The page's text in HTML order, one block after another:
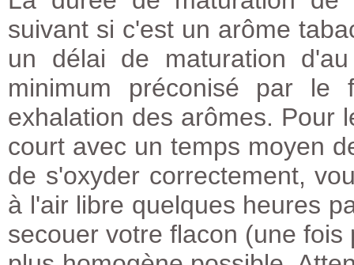
suivant si c'est un arôme
un délai de maturation
minimum préconisé par le
exhalation des arômes. Pour
court avec un temps moyen
de s'oxyder correctement,
à l'air libre quelques heures
secouer votre flacon (une